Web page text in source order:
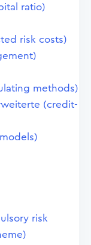
ratio)
risk costs)
methods)
(credit-
risk